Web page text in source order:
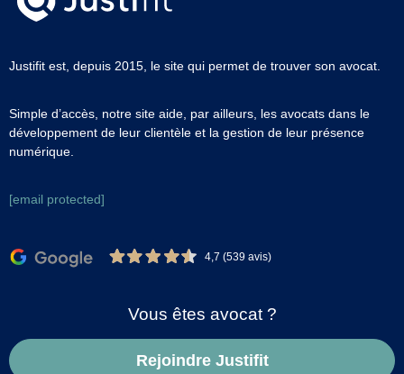
Justifit est, depuis 2015, le site qui permet de trouver son avocat.
Simple d’accès, notre site aide, par ailleurs, les avocats dans le
développement de leur clientèle et la gestion de leur présence
numérique.
[email protected]
4,7 (539 avis)
Vous êtes avocat ?
Rejoindre Justifit